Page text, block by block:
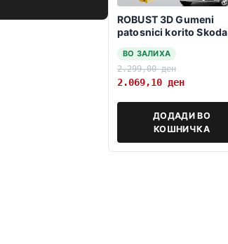
ROBUST 3D Gumeni
patosnici korito Skoda
ВО ЗАЛИХА
2.299,00ден
2.069,10 ден
ДОДАДИ ВО
КОШНИЧКА